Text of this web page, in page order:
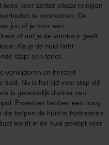
twee keer achter elkaar reinigen
te voorkomen. De
jou of je voor een
of dat je de voorkeur geeft
Als je de huid hebt
stap: een toner.
verwijderen en herstelt
huid. Nu is het tijd voor stap vijf
is gewoonlijk dunner van
Essences hebben een hoog
die helpen de huid te hydrateren
wordt in de huid geklopt voor